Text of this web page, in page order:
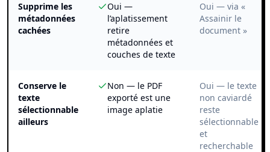
Supprime les
métadonnées
cachées
Oui —
l’aplatissement
retire
métadonnées et
couches de texte
Oui — via «
Assainir le
document »
Conserve le
texte
sélectionnable
ailleurs
Non — le PDF
exporté est une
image aplatie
Oui — le texte
non caviardé
reste
sélectionnable
et
recherchable